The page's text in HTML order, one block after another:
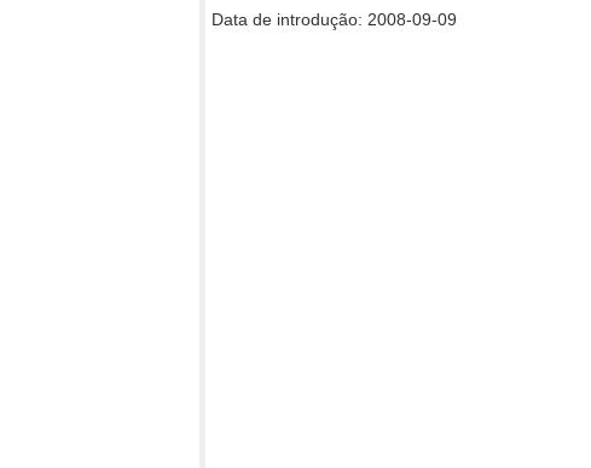
Data de introdução: 2008-09-09